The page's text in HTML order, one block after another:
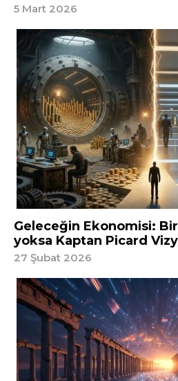
5 Mart 2026
Geleceğin Ekonomisi: Bir
yoksa Kaptan Picard
27 Şubat 2026